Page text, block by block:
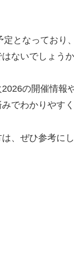
となっており
ないでしょうか
の開催情
でわかりやすく
、ぜひ参考にし